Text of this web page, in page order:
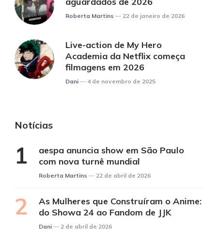
Posted
Roberta Martins 22 de janeiro de 2026
Live-action de My Hero
Academia da Netflix começa
filmagens em 2026
Posted
Dani 4 de novembro de 2025
Notícias
aespa anuncia show em São Paulo
com nova turnê mundial
Posted
Roberta Martins 22 de abril de 2026
As Mulheres que Construíram o Anime:
do Showa 24 ao Fandom de JJK
Posted
Dani 2 de abril de 2026